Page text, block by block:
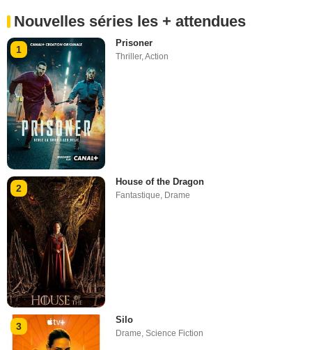
Nouvelles séries les + attendues
1
Prisoner
Thriller,Action
2
House of the Dragon
Fantastique Drame
3
Silo
Drame,Science Fiction